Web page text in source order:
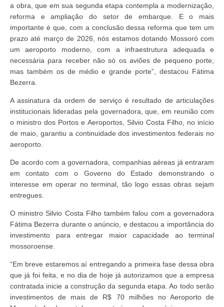
a obra, que em sua segunda etapa contempla a modernização,
reforma e ampliação do setor de embarque. E o mais
importante é que, com a conclusão dessa reforma que tem um
prazo até março de 2026, nós estamos dotando Mossoró com
um aeroporto moderno, com a infraestrutura adequada e
necessária para receber não só os aviões de pequeno porte,
mas também os de médio e grande porte”, destacou Fátima
Bezerra.
A assinatura da ordem de serviço é resultado de articulações
institucionais lideradas pela governadora, que, em reunião com
o ministro dos Portos e Aeroportos, Silvio Costa Filho, no início
de maio, garantiu a continuidade dos investimentos federais no
aeroporto.
De acordo com a governadora, companhias aéreas já entraram
em contato com o Governo do Estado demonstrando o
interesse em operar no terminal, tão logo essas obras sejam
entregues.
O ministro Silvio Costa Filho também falou com a governadora
Fátima Bezerra durante o anúncio, e destacou a importância do
investimento para entregar maior capacidade ao terminal
mossoroense.
“Em breve estaremos aí entregando a primeira fase dessa obra
que já foi feita, e no dia de hoje já autorizamos que a empresa
contratada inicie a construção da segunda etapa. Ao todo serão
investimentos de mais de R$ 70 milhões no Aeroporto de